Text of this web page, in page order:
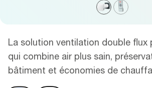
La solution ventilation double flux
qui combine air plus sain,
bâtiment et économies de